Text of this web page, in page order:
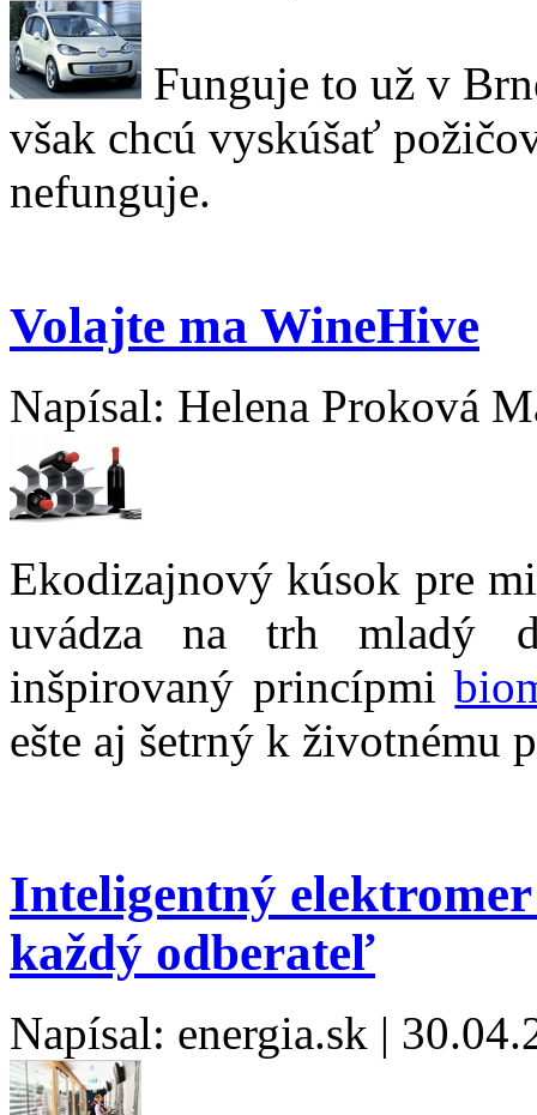
Funguje to už v
však chcú vyskúšať
nefunguje.
Volajte ma WineHive
Napísal: Helena Proková
Ekodizajnový kúsok pre
uvádza na trh mladý
inšpirovaný princípmi
ešte aj šetrný k životnému
Inteligentný
každý odberateľ
Napísal: energia.sk |